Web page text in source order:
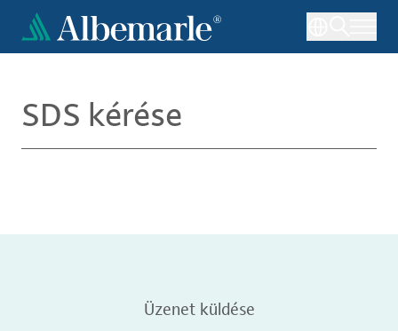
Ugrás
tartalomra
SDS kérése
Üzenet küldése